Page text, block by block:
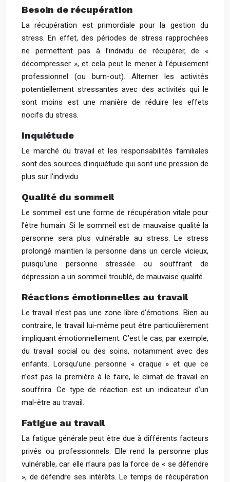
Besoin de récupération
La récupération est primordiale pour la gestion du
stress. En effet, des périodes de stress rapprochées
ne permettent pas à l’individu de récupérer, de «
décompresser », et cela peut le mener à l’épuisement
professionnel (ou burn-out). Alterner les activités
potentiellement stressantes avec des activités qui le
sont moins est une manière de réduire les effets
nocifs du stress.
Inquiétude
Le marché du travail et les responsabilités familiales
sont des sources d’inquiétude qui sont une pression de
plus sur l’individu.
Qualité du sommeil
Le sommeil est une forme de récupération vitale pour
l’être humain. Si le sommeil est de mauvaise qualité la
personne sera plus vulnérable au stress. Le stress
prolongé maintien la personne dans un cercle vicieux,
puisqu’une personne stressée ou souffrant de
dépression a un sommeil troublé, de mauvaise qualité.
Réactions émotionnelles au travail
Le travail n’est pas une zone libre d’émotions. Bien au
contraire, le travail lui-même peut être particulièrement
impliquant émotionnellement. C’est le cas, par exemple,
du travail social ou des soins, notamment avec des
enfants. Lorsqu’une personne « craque » et que ce
n’est pas la première à le faire, le climat de travail en
souffrira. Ce type de réaction est un indicateur d’un
mal-être au travail.
Fatigue au travail
La fatigue générale peut être due à différents facteurs
privés ou professionnels. Elle rend la personne plus
vulnérable, car elle n’aura pas la force de « se défendre
», de défendre ses intérêts. Le temps de récupération